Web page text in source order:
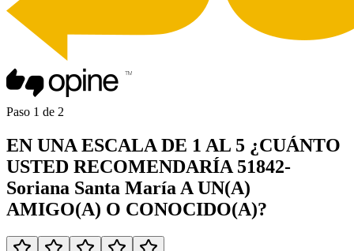
Paso 1 de 2
EN UNA ESCALA DE 1 AL 5 ¿CUÁNTO
USTED RECOMENDARÍA 51842-
Soriana Santa María A UN(A)
AMIGO(A) O CONOCIDO(A)?